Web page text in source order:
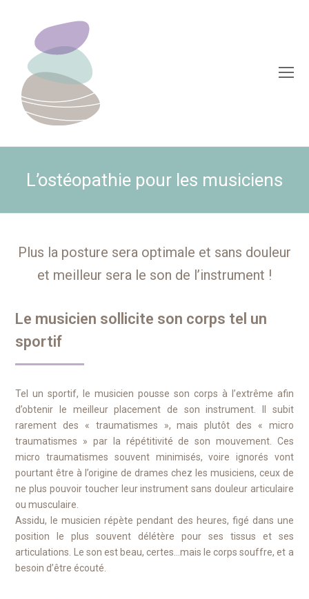
L’ostéopathie pour les musiciens
Plus la posture sera optimale et sans douleur
et meilleur sera le son de l’instrument !
Le musicien sollicite son corps tel un
sportif
Tel un sportif, le musicien pousse son corps à l’extrême afin
d’obtenir le meilleur placement de son instrument. Il subit
rarement des « traumatismes », mais plutôt des « micro
traumatismes » par la répétitivité de son mouvement. Ces
micro traumatismes souvent minimisés, voire ignorés vont
pourtant être à l’origine de drames chez les musiciens, ceux de
ne plus pouvoir toucher leur instrument sans douleur articulaire
ou musculaire.
Assidu, le musicien répète pendant des heures, figé dans une
position le plus souvent délétère pour ses tissus et ses
articulations. Le son est beau, certes…mais le corps souffre, et a
besoin d’être écouté.